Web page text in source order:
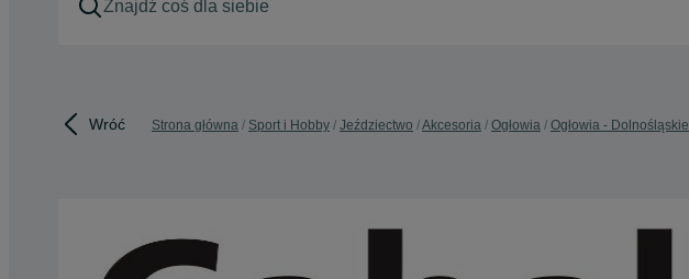
Wróć Strona główna Sport i Hobby Jeździectwo Akcesoria Ogłowia Ogłowia - Dolnośląskie